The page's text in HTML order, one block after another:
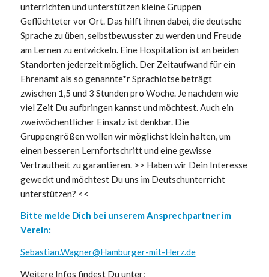
unterrichten und unterstützen kleine Gruppen
Geflüchteter vor Ort. Das hilft ihnen dabei, die deutsche
Sprache zu üben, selbstbewusster zu werden und Freude
am Lernen zu entwickeln. Eine Hospitation ist an beiden
Standorten jederzeit möglich. Der Zeitaufwand für ein
Ehrenamt als so genannte*r Sprachlotse beträgt
zwischen 1,5 und 3 Stunden pro Woche. Je nachdem wie
viel Zeit Du aufbringen kannst und möchtest. Auch ein
zweiwöchentlicher Einsatz ist denkbar. Die
Gruppengrößen wollen wir möglichst klein halten, um
einen besseren Lernfortschritt und eine gewisse
Vertrautheit zu garantieren. >> Haben wir Dein Interesse
geweckt und möchtest Du uns im Deutschunterricht
unterstützen? <<
Bitte melde Dich bei unserem Ansprechpartner im
Verein:
Sebastian.Wagner@Hamburger-mit-Herz.de
Weitere Infos findest Du unter: